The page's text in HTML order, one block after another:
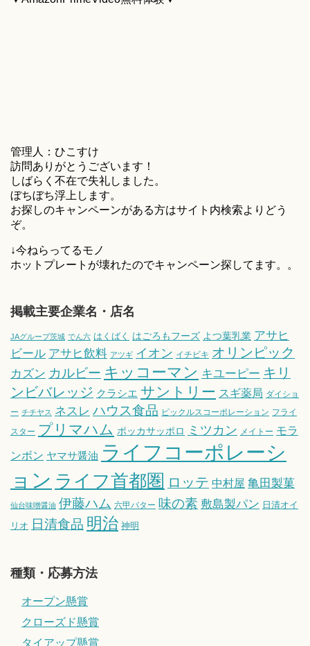
管理人：ひこすけ
訪問ありがとうございます！
しばらく不在で失礼しました。
ぼちぼち浮上します。
お探しのキャンペーンがある方はサイト内検索よりどう
ぞ。
↓今ねらってるモノ
ホットプレートが壊れたのでキャンペーン探してます。。
掲載主要企業名・店名
JAグループ茨城 でん六 はくばく はごろもフーズ よつ葉乳業 アサヒ
ビール アサヒ飲料 アツギ イオン イチビキ オリンピック
カズン カルビー キッコーマン キユーピー キリ
ンビバレッジ クラシエ サントリー スギ薬局 ダイショ
ー チチヤス ネスレ ハウス食品 ピックルスコーポレーション フライ
スター プリマハム ポッカサッポロ ミツカン メイトー モラ
ンボン ヤマサ醤油 ライフコーポレーシ
ョン ライフ首都圏 ロッテ 中村屋 亀田製菓
仙台味噌醤油 伊藤ハム 六甲バター 味の素 敷島製パン 日清オイ
リオ 日清食品 明治 神明
種類・応募方法
オープン懸賞
クローズド懸賞
タイアップ懸賞